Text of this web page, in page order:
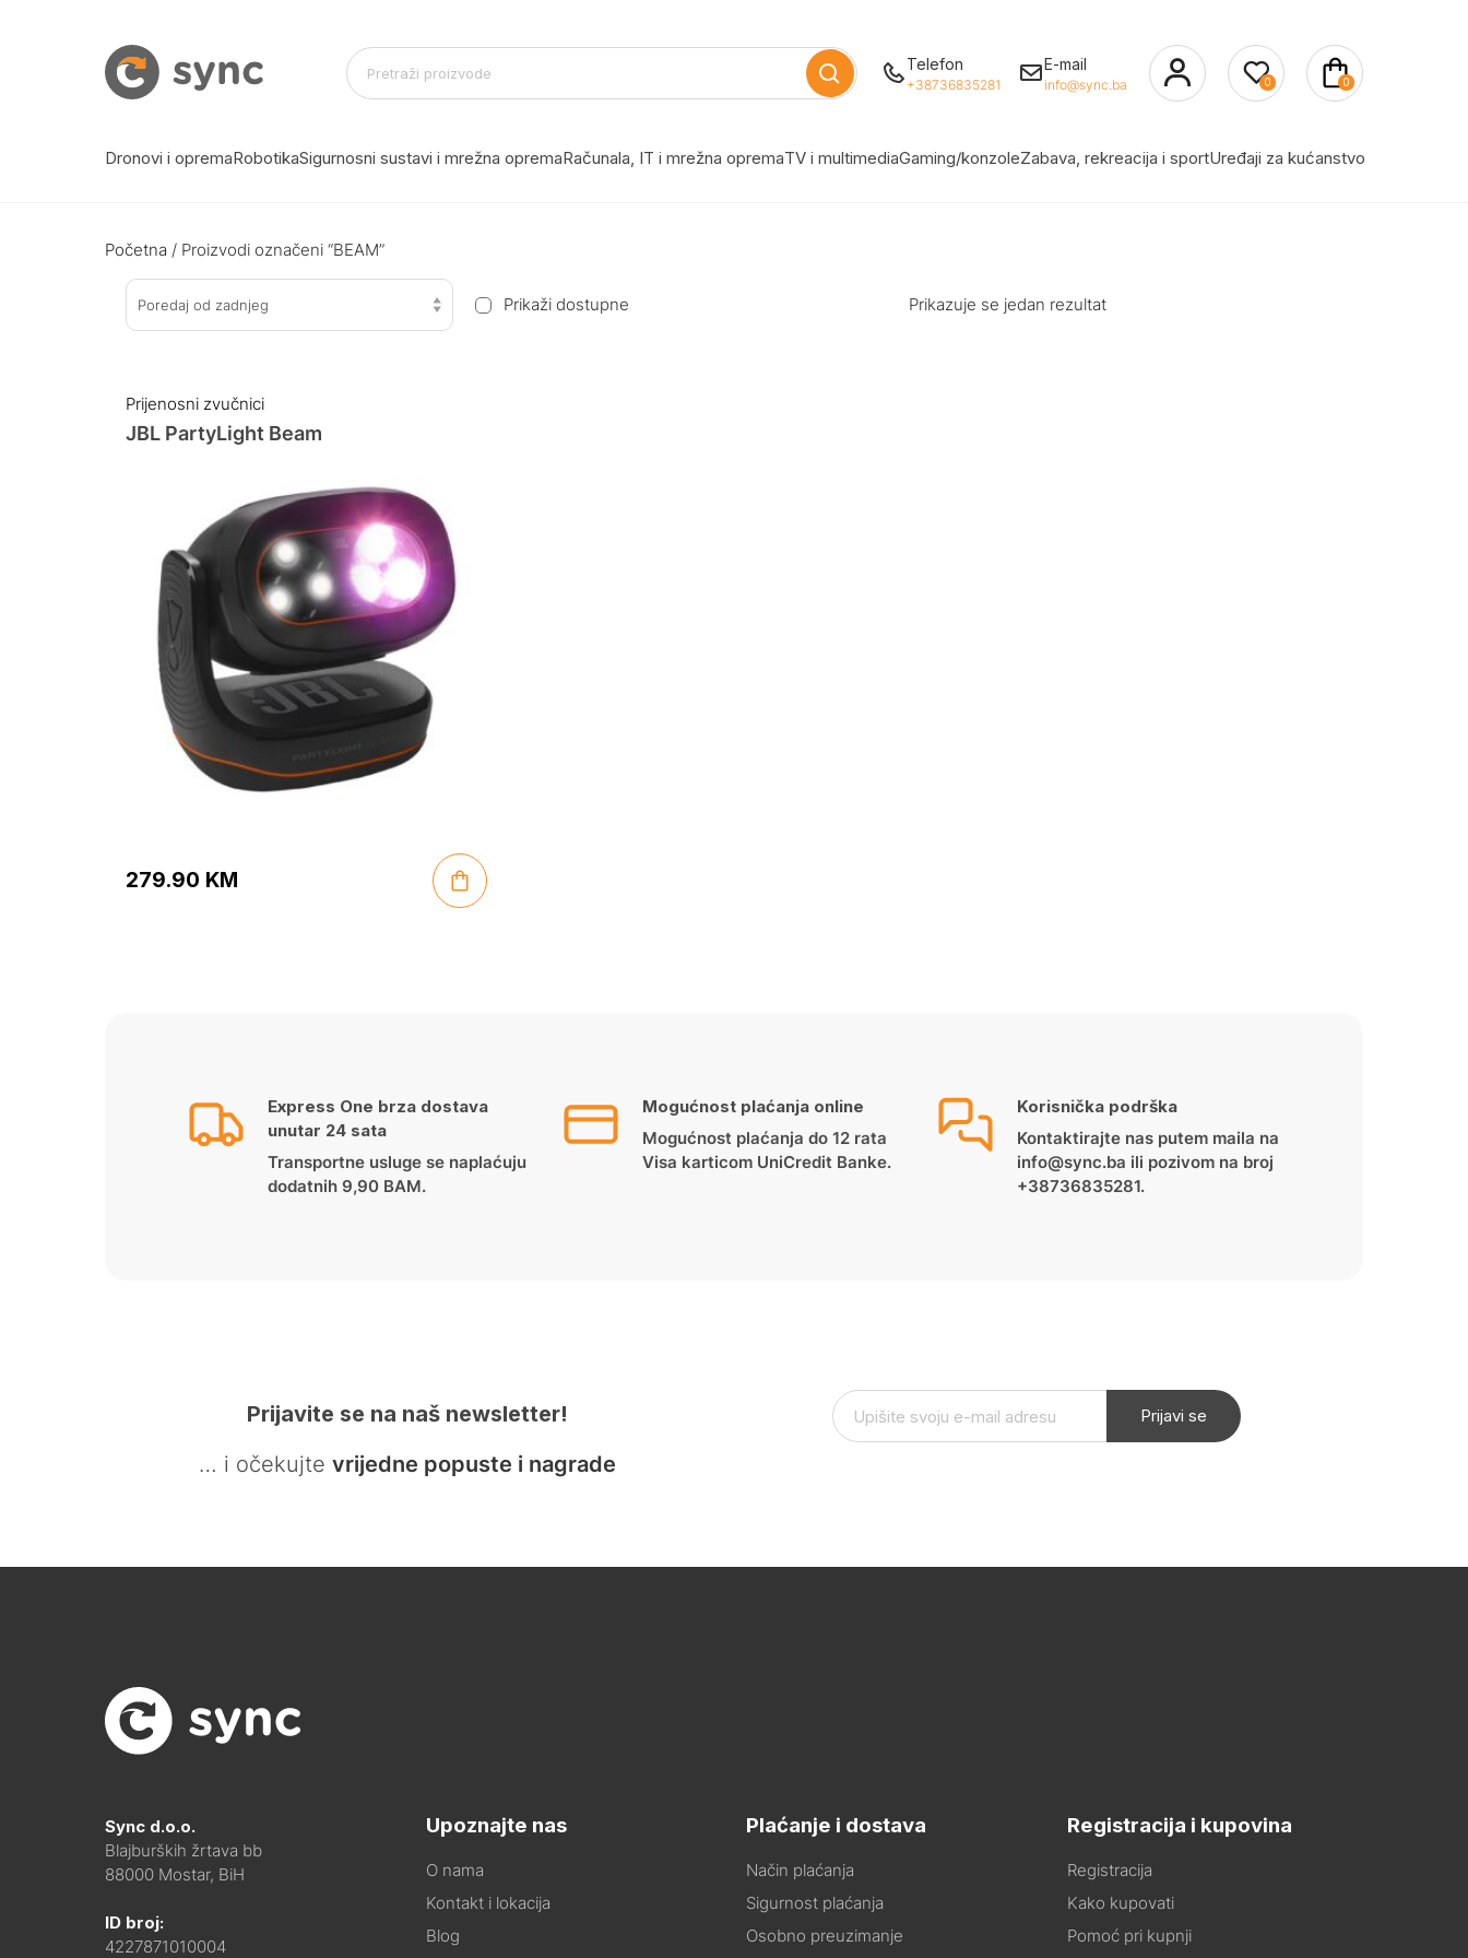
Telefon
+38736835281
E-mail
info@sync.ba 0 0
Dronovi i opremaRobotikaSigurnosni sustavi i mrežna opremaRačunala, IT i mrežna opremaTV i multimediaGaming/konzoleZabava, rekreacija i sportUređaji za kućanstvo
Početna / Proizvodi označeni “BEAM”
Poredaj od zadnjeg Prikaži dostupne Prikazuje se jedan rezultat
Prijenosni zvučnici
JBL PartyLight Beam
279.90 KM
Express One brza dostava
unutar 24 sata
Transportne usluge se naplaćuju
dodatnih 9,90 BAM.
Mogućnost plaćanja online
Mogućnost plaćanja do 12 rata
Visa karticom UniCredit Banke.
Korisnička podrška
Kontaktirajte nas putem maila na
info@sync.ba ili pozivom na broj
+38736835281.
Prijavite se na naš newsletter!
… i očekujte vrijedne popuste i nagrade
Prijavi se
Sync d.o.o.
Blajburških žrtava bb
88000 Mostar, BiH
ID broj:
4227871010004
Upoznajte nas
O nama
Kontakt i lokacija
Blog
Plaćanje i dostava
Način plaćanja
Sigurnost plaćanja
Osobno preuzimanje
Registracija i kupovina
Registracija
Kako kupovati
Pomoć pri kupnji